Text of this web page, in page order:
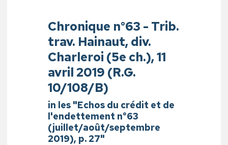
Chronique n°63 - Trib.
trav. Hainaut, div.
Charleroi (5e ch.), 11
avril 2019 (R.G.
10/108/B)
in les "Echos du crédit et de
l'endettement n°63
(juillet/août/septembre
2019), p. 27"